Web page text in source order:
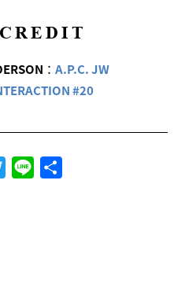
：A.P.C. JW
#20
TwitterLine